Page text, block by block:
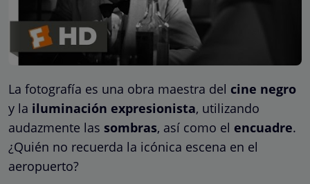
La fotografía es una obra maestra del cine negro
y la iluminación expresionista, utilizando
audazmente las sombras, así como el encuadre.
¿Quién no recuerda la icónica escena en el
aeropuerto?